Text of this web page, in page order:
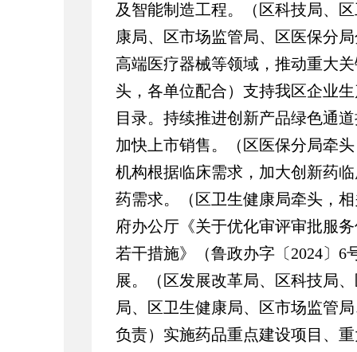
及智能制造工程。（区科技局、
康局、区市场监管局、区医保分
高端医疗器械等领域，推动重大
头，各单位配合）支持我区企业
目录。持续推进创新产品绿色通
加快上市销售。（区医保分局牵
机构根据临床需求，加大创新药
药需求。（区卫生健康局牵头，
府办公厅《关于优化审评审批服
若干措施》（鲁政办字〔2024〕6
展。（区发展改革局、区科技局
局、区卫生健康局、区市场监管
负责）实施药品重点建设项目、